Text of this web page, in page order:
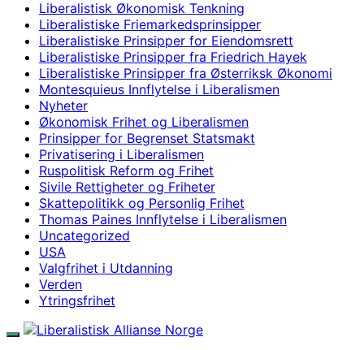
Liberalistisk Økonomisk Tenkning
Liberalistiske Friemarkedsprinsipper
Liberalistiske Prinsipper for Eiendomsrett
Liberalistiske Prinsipper fra Friedrich Hayek
Liberalistiske Prinsipper fra Østerriksk Økonomi
Montesquieus Innflytelse i Liberalismen
Nyheter
Økonomisk Frihet og Liberalismen
Prinsipper for Begrenset Statsmakt
Privatisering i Liberalismen
Ruspolitisk Reform og Frihet
Sivile Rettigheter og Friheter
Skattepolitikk og Personlig Frihet
Thomas Paines Innflytelse i Liberalismen
Uncategorized
USA
Valgfrihet i Utdanning
Verden
Ytringsfrihet